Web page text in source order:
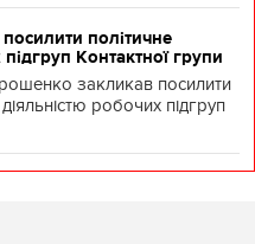
політичне
Контактної групи
закликав посилити
робочих підгруп